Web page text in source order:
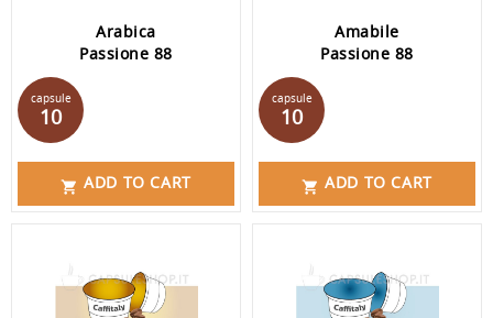
Arabica
Passione 88
capsule
10
 ADD TO CART
Amabile
Passione 88
capsule
10
 ADD TO CART